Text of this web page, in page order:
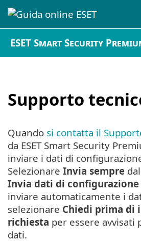
ESET Smart Security
Supporto
Quando si contatta il
da ESET Smart Security
inviare i dati di
Selezionare Invia sempre
Invia dati di configurazione
inviare automaticamente i
selezionare Chiedi prima di
richiesta per essere avvisati
dati.